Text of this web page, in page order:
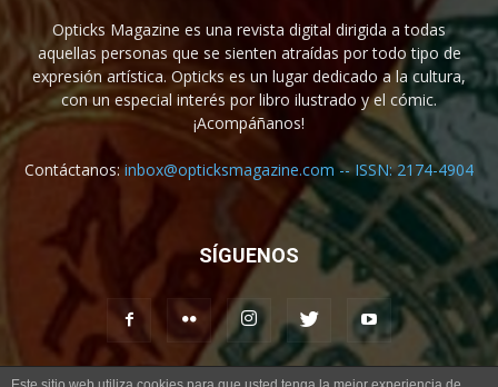
Opticks Magazine es una revista digital dirigida a todas
aquellas personas que se sienten atraídas por todo tipo de
expresión artística. Opticks es un lugar dedicado a la cultura,
con un especial interés por libro ilustrado y el cómic.
¡Acompáñanos!
Contáctanos:inbox@opticksmagazine.com -- ISSN: 2174-4904
SÍGUENOS